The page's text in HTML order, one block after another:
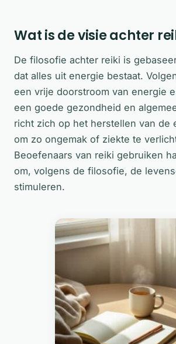
Wat is de visie achter
De filosofie achter reiki is
dat alles uit energie bestaat.
een vrije doorstroom van energie
een goede gezondheid en
richt zich op het herstellen van de
om zo ongemak of ziekte te
Beoefenaars van reiki gebruiken
om, volgens de filosofie, de
stimuleren.